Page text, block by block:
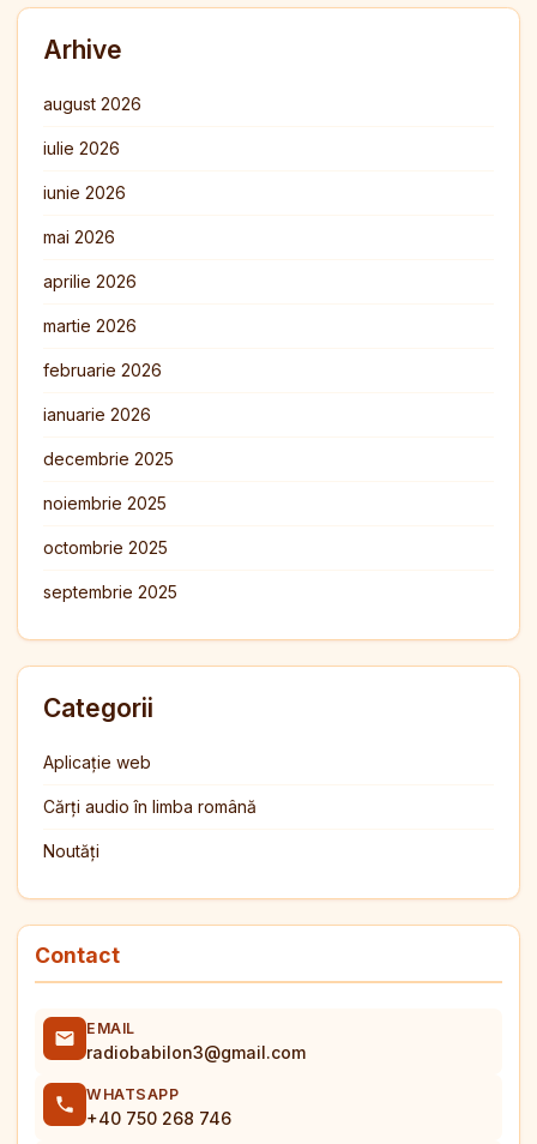
Arhive
august 2026
iulie 2026
iunie 2026
mai 2026
aprilie 2026
martie 2026
februarie 2026
ianuarie 2026
decembrie 2025
noiembrie 2025
octombrie 2025
septembrie 2025
Categorii
Aplicație web
Cărți audio în limba română
Noutăți
Contact
EMAIL
radiobabilon3@gmail.com
WHATSAPP
+40 750 268 746